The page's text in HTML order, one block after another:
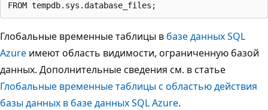
Глобальные временные таблицы в базе данных SQL
Azure имеют область видимости, ограниченную базой
данных. Дополнительные сведения см. в статье
Глобальные временные таблицы с областью действия
базы данных в базе данных SQL Azure.